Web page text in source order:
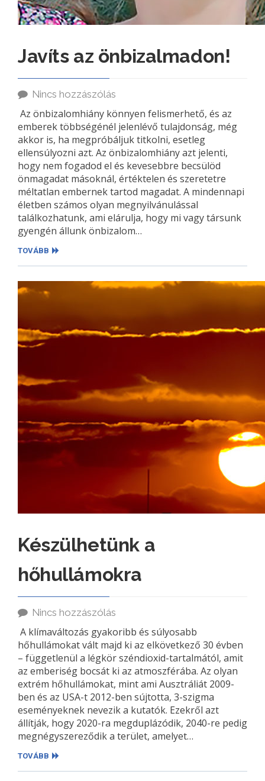
Javíts az önbizalmadon!
Nincs hozzászólás
Az önbizalomhiány könnyen felismerhető, és az
emberek többségénél jelenlévő tulajdonság, még
akkor is, ha megpróbáljuk titkolni, esetleg
ellensúlyozni azt. Az önbizalomhiány azt jelenti,
hogy nem fogadod el és kevesebbre becsülöd
önmagadat másoknál, értéktelen és szeretetre
méltatlan embernek tartod magadat. A mindennapi
életben számos olyan megnyilvánulással
találkozhatunk, ami elárulja, hogy mi vagy társunk
gyengén állunk önbizalom…
TOVÁBB
Készülhetünk a
hőhullámokra
Nincs hozzászólás
A klímaváltozás gyakoribb és súlyosabb
hőhullámokat vált majd ki az elkövetkező 30 évben
– függetlenül a légkör széndioxid-tartalmától, amit
az emberiség bocsát ki az atmoszférába. Az olyan
extrém hőhullámokat, mint ami Ausztráliát 2009-
ben és az USA-t 2012-ben sújtotta, 3-szigma
eseményeknek nevezik a kutatók. Ezekről azt
állítják, hogy 2020-ra megduplázódik, 2040-re pedig
megnégyszereződik a terület, amelyet…
TOVÁBB